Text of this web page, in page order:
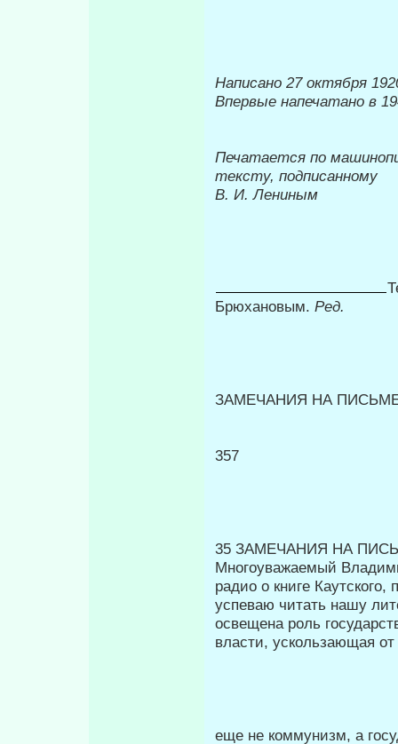
Написано 27 октября
Впервые напечатано в
Печатается по
тексту, подписанному
В. И. Лениным
Брюхановым. Ред.
ЗАМЕЧАНИЯ НА ПИСЬМЕ
357
35 ЗАМЕЧАНИЯ НА
Многоуважаемый
радио о книге
успеваю читать нашу
освещена роль
власти, ускользающая от
еще не коммунизм, а